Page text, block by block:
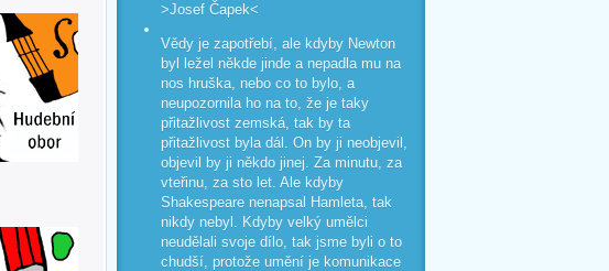
>Josef Čapek<
Vědy je zapotřebí, ale kdyby Newton
byl ležel někde jinde a nepadla mu na
nos hruška, nebo co to bylo, a
neupozornila ho na to, že je taky
přitažlivost zemská, tak by ta
přitažlivost byla dál. On by ji neobjevil,
objevil by ji někdo jinej. Za minutu, za
vteřinu, za sto let. Ale kdyby
Shakespeare nenapsal Hamleta, tak
nikdy nebyl. Kdyby velký umělci
neudělali svoje dílo, tak jsme byli o to
chudší, protože umění je komunikace